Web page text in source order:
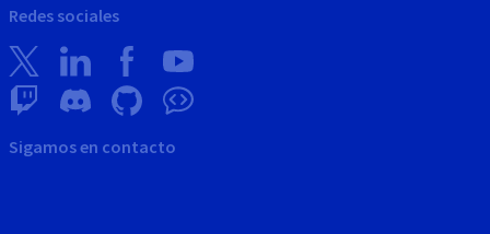
Redes sociales
Sigamos en contacto